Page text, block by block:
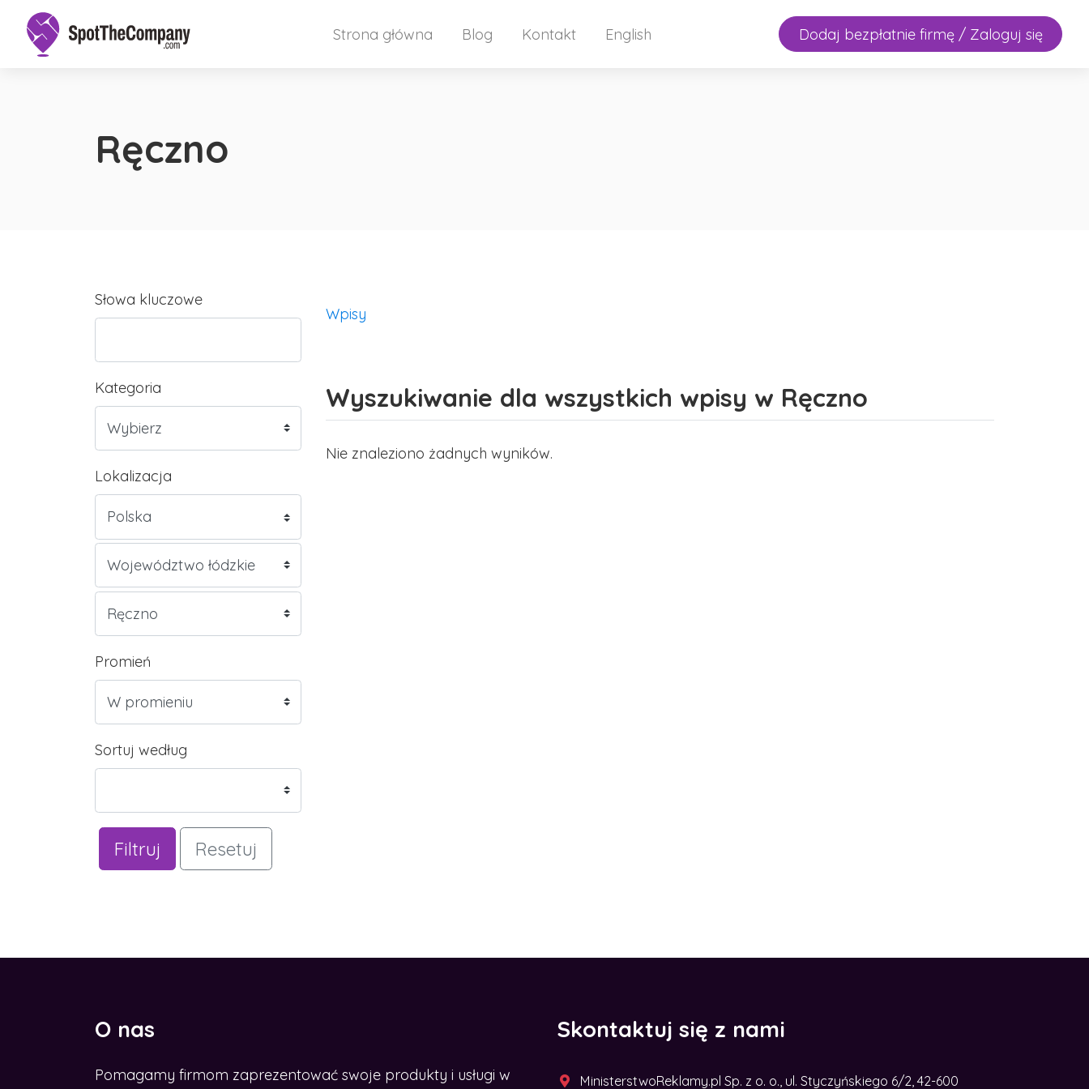
Strona główna Blog Kontakt English Dodaj bezpłatnie firmę / Zaloguj się
Ręczno
Słowa kluczowe
Kategoria
Lokalizacja
Promień
Sortuj według
Filtruj Resetuj
Wpisy
Wyszukiwanie dla wszystkich wpisy w Ręczno
Nie znaleziono żadnych wyników.
O nas
Pomagamy firmom zaprezentować swoje produkty i usługi w
Skontaktuj się z nami
MinisterstwoReklamy.pl Sp. z o. o., ul. Styczyńskiego 6/2, 42-600
ROZWINĄĆ BIZNES W